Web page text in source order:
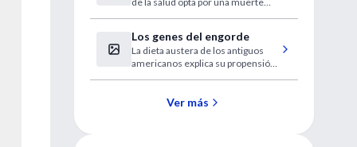
Los genes del engorde
La dieta austera de los antiguos
americanos explica su propensión
Ver más